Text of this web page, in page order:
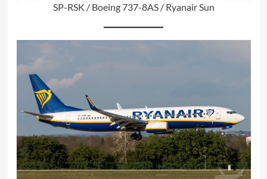
SP-RSK / Boeing 737-8AS / Ryanair Sun